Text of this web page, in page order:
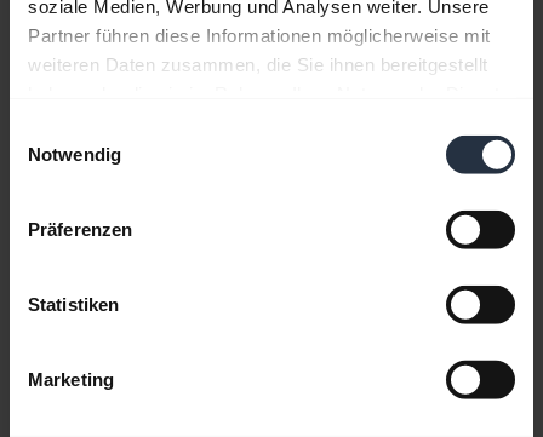
soziale Medien, Werbung und Analysen weiter. Unsere
Partner führen diese Informationen möglicherweise mit
weiteren Daten zusammen, die Sie ihnen bereitgestellt
Notwendig
Präferenzen
Statistiken
Marketing
GN9100-Serie aus: